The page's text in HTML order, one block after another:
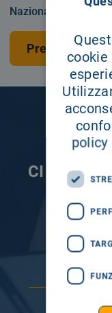
CI
ISCRIVITI AI
Nazionale o
Prenota una
policy